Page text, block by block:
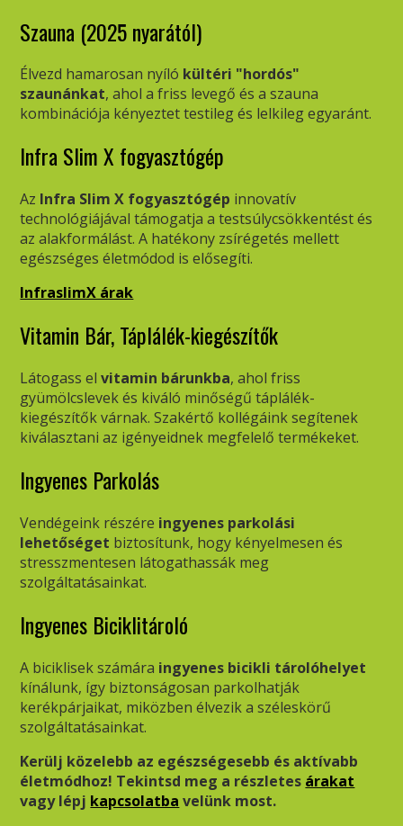
Szauna (2025 nyarától)
Élvezd hamarosan nyíló kültéri "hordós"
szaunánkat, ahol a friss levegő és a szauna
kombinációja kényeztet testileg és lelkileg egyaránt.
Infra Slim X fogyasztógép
Az Infra Slim X fogyasztógép innovatív
technológiájával támogatja a testsúlycsökkentést és
az alakformálást. A hatékony zsírégetés mellett
egészséges életmódod is elősegíti.
InfraslimX árak
Vitamin Bár, Táplálék-kiegészítők
Látogass elvitamin bárunkba, ahol friss
gyümölcslevek és kiváló minőségű táplálék-
kiegészítők várnak. Szakértő kollégáink segítenek
kiválasztani az igényeidnek megfelelő termékeket.
Ingyenes Parkolás
Vendégeink részére ingyenes parkolási
lehetőséget biztosítunk, hogy kényelmesen és
stresszmentesen látogathassák meg
szolgáltatásainkat.
Ingyenes Biciklitároló
A biciklisek számára ingyenes bicikli tárolóhelyet
kínálunk, így biztonságosan parkolhatják
kerékpárjaikat, miközben élvezik a széleskörű
szolgáltatásainkat.
Kerülj közelebb az egészségesebb és aktívabb
életmódhoz! Tekintsd meg a részletes árakat
vagy lépj kapcsolatba velünk most.